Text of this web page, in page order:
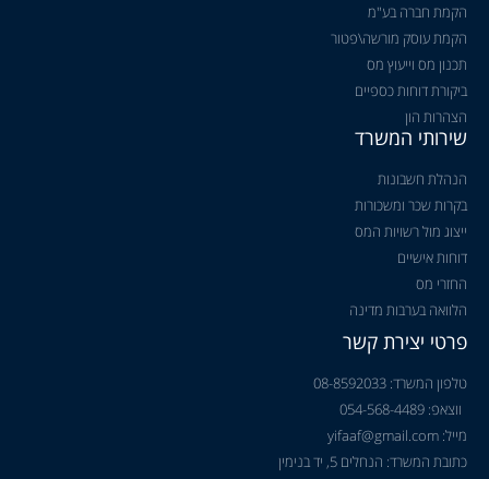
הקמת חברה בע"מ
הקמת עוסק מורשה\פטור
תכנון מס וייעוץ מס
ביקורת דוחות כספיים
הצהרות הון
שירותי המשרד
הנהלת חשבונות
בקרות שכר ומשכורות
ייצוג מול רשויות המס
דוחות אישיים
החזרי מס
הלוואה בערבות מדינה
פרטי יצירת קשר
טלפון המשרד: 08-8592033
ווצאפ: 054-568-4489
מייל: yifaaf@gmail.com
כתובת המשרד: הנחלים 5, יד בנימין